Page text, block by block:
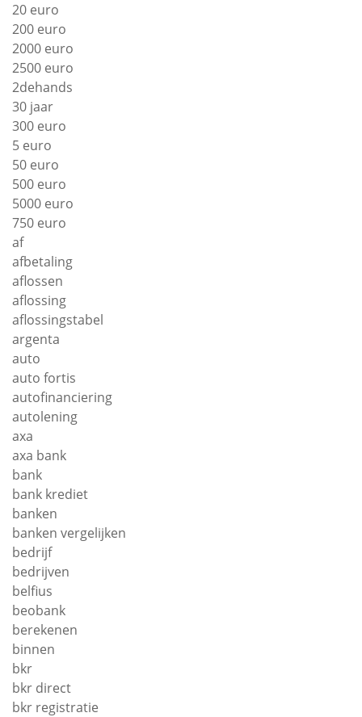
20 euro
200 euro
2000 euro
2500 euro
2dehands
30 jaar
300 euro
5 euro
50 euro
500 euro
5000 euro
750 euro
af
afbetaling
aflossen
aflossing
aflossingstabel
argenta
auto
auto fortis
autofinanciering
autolening
axa
axa bank
bank
bank krediet
banken
banken vergelijken
bedrijf
bedrijven
belfius
beobank
berekenen
binnen
bkr
bkr direct
bkr registratie